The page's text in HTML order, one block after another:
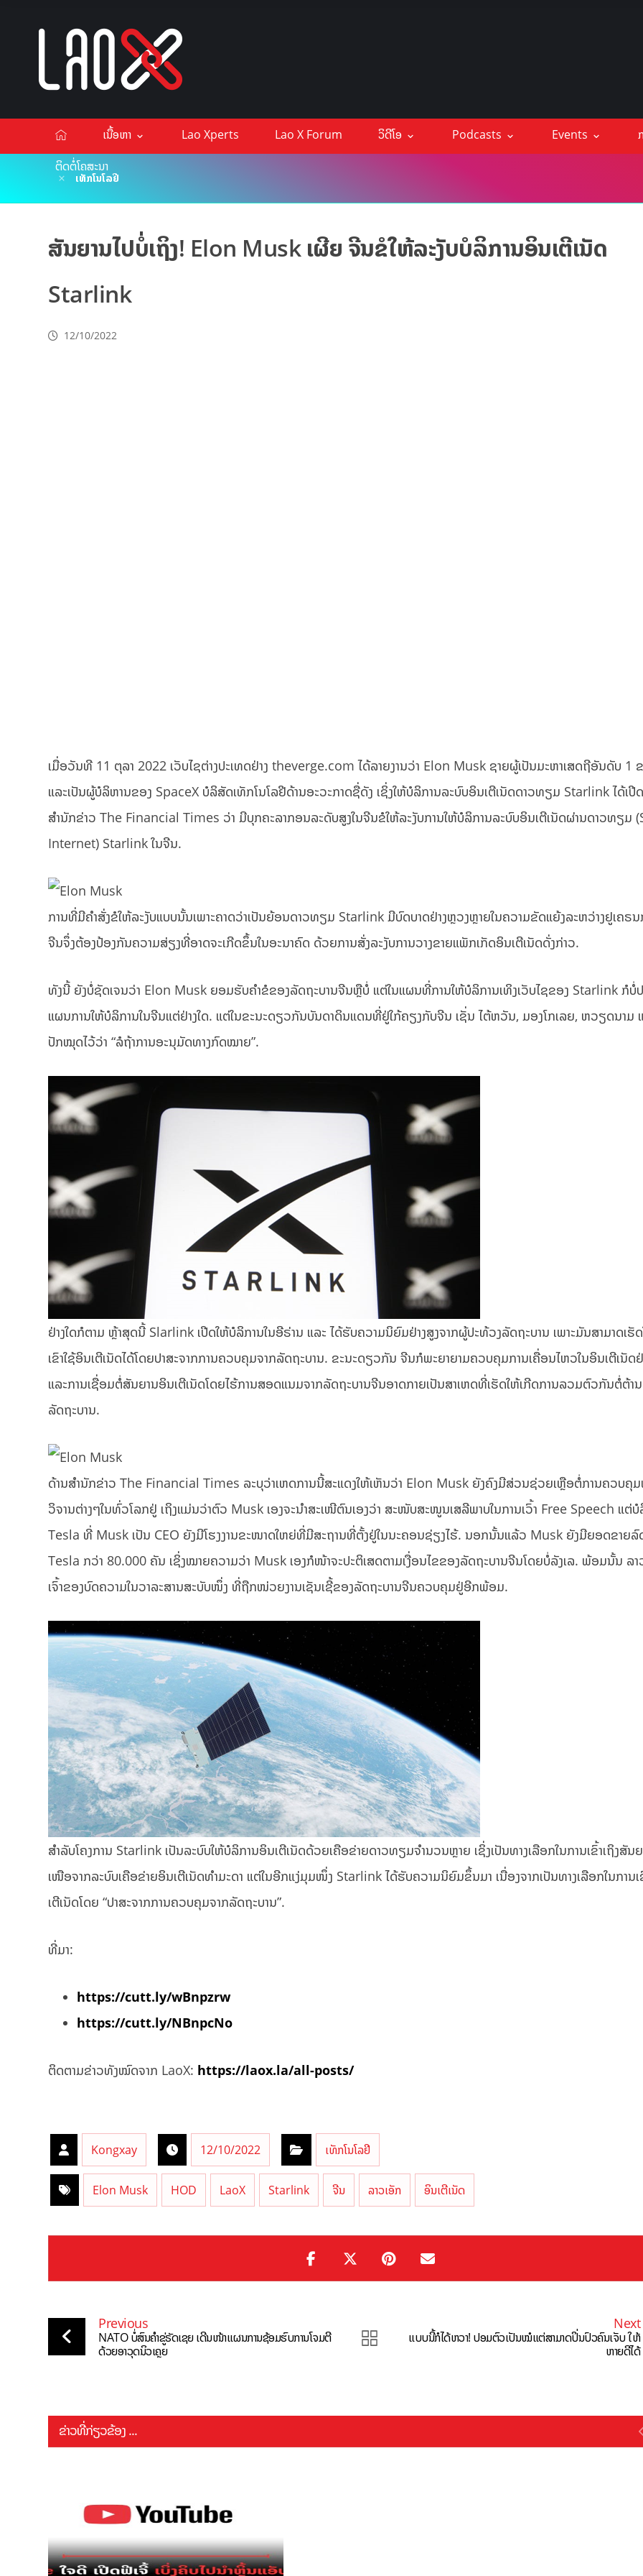
ເນື້ອຫາ Lao Xperts Lao X Forum ວິດີໂອ Podcasts Events
ຕິດຕໍ່ໂຄສະນາ
ເທັກໂນໂລຢີ
ສັນຍານໄປບໍ່ເຖິງ! Elon Musk ເຜີຍ ຈີນຂໍໃຫ້ລະງັບບໍລິການອິນເຕີເນັດ
Starlink
12/10/2022
ເມື່ອວັນທີ 11 ຕຸລາ 2022 ເວັບໄຊຕ່າງປະເທດຢ່າງ theverge.com ໄດ້ລາຍງານວ່າ Elon Musk ຊາຍຜູ້ເປັນມະຫາເສດຖີອັນດັບ 1
ແລະເປັນຜູ້ບໍລິຫານຂອງ SpaceX ບໍລິສັດເທັກໂນໂລຢີດ້ານອະວະກາດຊື່ດັງ ເຊິ່ງໃຫ້ບໍລິການລະບົບອິນເຕີເນັດດາວທຽມ Starlink ໄດ້ເປີ
ສຳນັກຂ່າວ The Financial Times ວ່າ ມີບຸກຄະລາກອນລະດັບສູງໃນຈີນຂໍໃຫ້ລະງັບການໃຫ້ບໍລິການລະບົບອິນເຕີເນັດຜ່ານດາວທຽມ
Internet) Starlink ໃນຈີນ.
ການທີ່ມີຄໍາສັ່ງຂໍໃຫ້ລະງັບແບບນັ້ນເພາະຄາດວ່າເປັນຍ້ອນດາວທຽມ Starlink ມີບົດບາດຢ່າງຫຼວງຫຼາຍໃນຄວາມຂັດແຍ້ງລະຫວ່າງຢູເຄຣ
ຈີນຈຶ່ງຕ້ອງປ້ອງກັນຄວາມສ່ຽງທີ່ອາດຈະເກີດຂຶ້ນໃນອະນາຄົດ ດ້ວຍການສັ່ງລະງັບການວາງຂາຍແພັກເກັດອິນເຕີເນັດດັ່ງກ່າວ.
ທັງນີ້ ຍັງບໍ່ຊັດເຈນວ່າ Elon Musk ຍອມຮັບຄໍາຂໍຂອງລັດຖະບານຈີນຫຼືບໍ່ ແຕ່ໃນແຜນທີ່ການໃຫ້ບໍລິການເທິງເວັບໄຊຂອງ Starlink ກໍບໍ່
ແຜນການໃຫ້ບໍລິການໃນຈີນແຕ່ຢ່າງໃດ. ແຕ່ໃນຂະນະດຽວກັນບັນດາດິນແດນທີ່ຢູ່ໃກ້ຄຽງກັບຈີນ ເຊັ່ນ ໄຕ້ຫວັນ, ມອງໂກເລຍ, ຫວຽດນາມ
ປັກໝຸດໄວ້ວ່າ “ລໍຖ້າການອະນຸມັດທາງກົດໝາຍ”.
ຢ່າງໃດກໍຕາມ ຫຼ້າສຸດນີ້ Slarlink ເປີດໃຫ້ບໍລິການໃນອີຣ່ານ ແລະ ໄດ້ຮັບຄວາມນິຍົມຢ່າງສູງຈາກຜູ້ປະທ້ວງລັດຖະບານ ເພາະມັນສາມາດເ
ເຂົາໃຊ້ອິນເຕີເນັດໄດ້ໂດຍປາສະຈາກການຄວບຄຸມຈາກລັດຖະບານ. ຂະນະດຽວກັນ ຈີນກໍພະຍາຍາມຄວບຄຸມການເຄື່ອນໄຫວໃນອິນເຕີເນັດ
ແລະການເຊື່ອມຕໍ່ສັນຍານອິນເຕີເນັດໂດຍໄຮ້ການສອດແນມຈາກລັດຖະບານຈີນອາດກາຍເປັນສາເຫດທີ່ເຮັດໃຫ້ເກີດການລວມຕົວກັນຕໍ່ຕ້ານ
ລັດຖະບານ.
ດ້ານສຳນັກຂ່າວ The Financial Times ລະບຸວ່າເຫດການນີ້ສະແດງໃຫ້ເຫັນວ່າ Elon Musk ຍັງຄົງມີສ່ວນຊ່ວຍເຫຼືອຕໍ່ການຄວບຄຸ
ວິຈານຕ່າງໆໃນທົ່ວໂລກຢູ່ ເຖິງແມ່ນວ່າຕົວ Musk ເອງຈະນຳສະເໜີຕົນເອງວ່າ ສະໜັບສະໜູນເສລີພາບໃນການເວົ້າ Free Speech ແຕ່
Tesla ທີ່ Musk ເປັນ CEO ຍັງມີໂຮງງານຂະໜາດໃຫຍ່ທີ່ມີສະຖານທີ່ຕັ້ງຢູ່ໃນນະຄອນຊ່ຽງໄຮ້. ນອກນັ້ນແລ້ວ Musk ຍັງມີຍອດຂາຍລົ
Tesla ກວ່າ 80.000 ຄັນ ເຊິ່ງໝາຍຄວາມວ່າ Musk ເອງກໍໜ້າຈະປະຕິເສດຕາມເງື່ອນໄຂຂອງລັດຖະບານຈີນໂດຍບໍ່ລັງເລ. ພ້ອມນັ້ນ ລາ
ເຈົ້າຂອງບົດຄວາມໃນວາລະສານສະບັບໜຶ່ງ ທີ່ຖືກໜ່ວຍງານເຊັນເຊີ້ຂອງລັດຖະບານຈີນຄວບຄຸມຢູ່ອີກພ້ອມ.
ສຳລັບໂຄງການ Starlink ເປັນລະບົບໃຫ້ບໍລິການອິນເຕີເນັດດ້ວຍເຄືອຂ່າຍດາວທຽມຈໍານວນຫຼາຍ ເຊິ່ງເປັນທາງເລືອກໃນການເຂົ້າເຖິງສັນ
ເໜືອຈາກລະບົບເຄືອຂ່າຍອິນເຕີເນັດທຳມະດາ ແຕ່ໃນອີກແງ່ມຸມໜຶ່ງ Starlink ໄດ້ຮັບຄວາມນິຍົມຂຶ້ນມາ ເນື່ອງຈາກເປັນທາງເລືອກໃນການເ
ເຕີເນັດໂດຍ “ປາສະຈາກການຄວບຄຸມຈາກລັດຖະບານ”.
ທີ່ມາ:
https://cutt.ly/wBnpzrw
https://cutt.ly/NBnpcNo
ຕິດຕາມຂ່າວທັງໝົດຈາກ LaoX: https://laox.la/all-posts/
Kongxay 12/10/2022 ເທັກໂນໂລຢີ
Elon Musk HOD LaoX Starlink ຈີນ ລາວເອັກ ອິນເຕີເນັດ
Previous
NATO ບໍ່ສົນຄໍາຂູ່ຣັດເຊຍ ເດີນໜ້າແຜນການຊ້ອມຮົບການໂຈມຕີ
ດ້ວຍອາວຸດນິວເຄຼຍ
Next
ແບບນີ້ກໍໄດ້ຫວາ! ປອມຕົວເປັນໝໍແຕ່ສາມາດປິ່ນປົວຄົນເຈັບ ໃຫ້
ຫາຍດີໄດ້
ຂ່າວທີ່ກ່ຽວຂ້ອງ ...